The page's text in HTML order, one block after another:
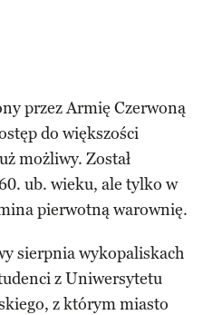
przez Armię Czerwoną
do większości
możliwy. Został
ub. wieku, ale tylko w
pierwotną warownię.
sierpnia wykopaliskach
z Uniwersytetu
z którym miasto